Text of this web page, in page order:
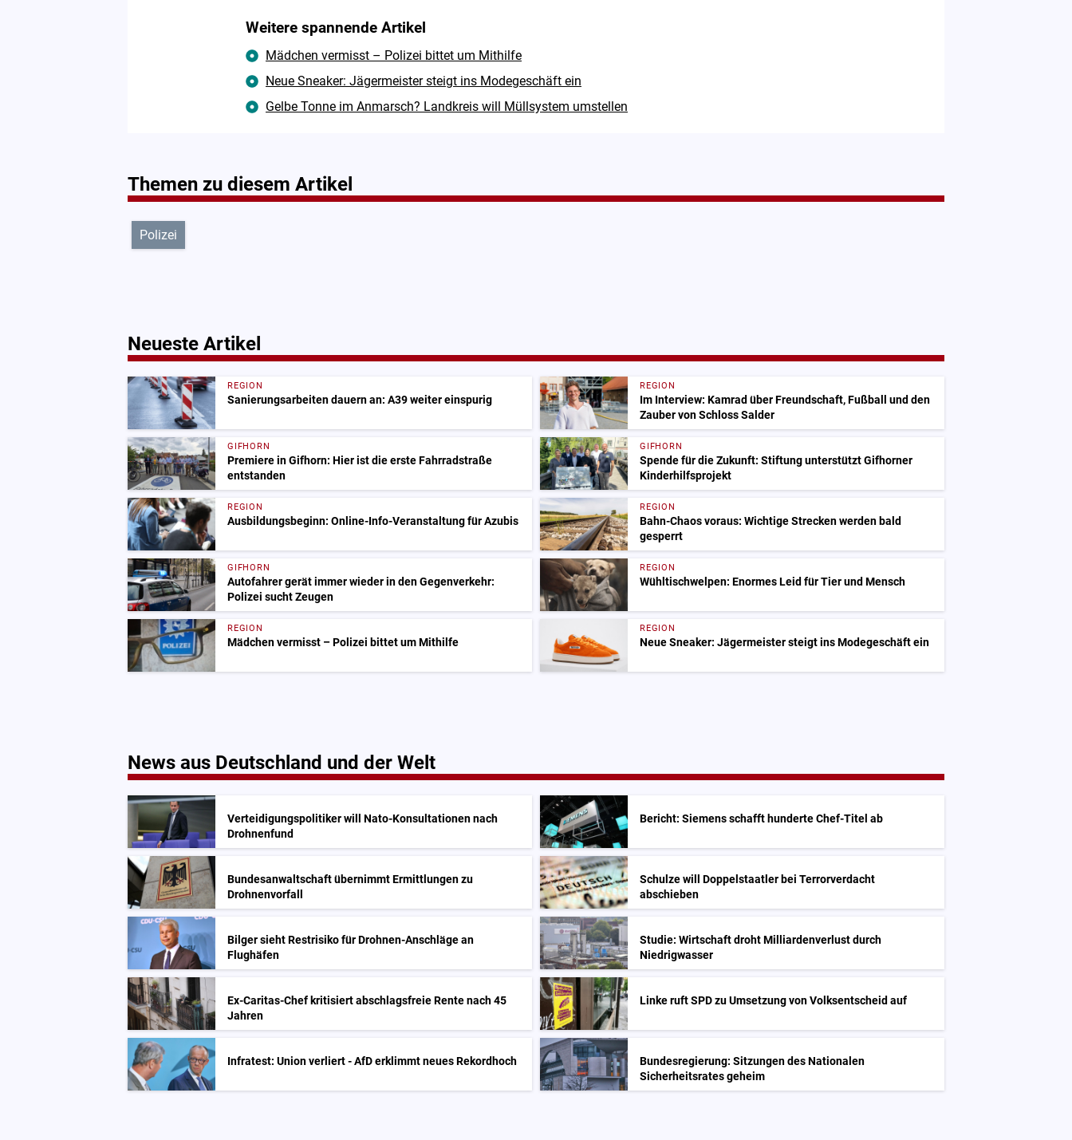
Weitere spannende Artikel
Mädchen vermisst – Polizei bittet um Mithilfe
Neue Sneaker: Jägermeister steigt ins Modegeschäft ein
Gelbe Tonne im Anmarsch? Landkreis will Müllsystem umstellen
Themen zu diesem Artikel
Polizei
Neueste Artikel
REGION
Sanierungsarbeiten dauern an: A39 weiter einspurig
REGION
Im Interview: Kamrad über Freundschaft, Fußball und den
Zauber von Schloss Salder
GIFHORN
Premiere in Gifhorn: Hier ist die erste Fahrradstraße
entstanden
GIFHORN
Spende für die Zukunft: Stiftung unterstützt Gifhorner
Kinderhilfsprojekt
REGION
Ausbildungsbeginn: Online-Info-Veranstaltung für Azubis
REGION
Bahn-Chaos voraus: Wichtige Strecken werden bald
gesperrt
GIFHORN
Autofahrer gerät immer wieder in den Gegenverkehr:
Polizei sucht Zeugen
REGION
Wühltischwelpen: Enormes Leid für Tier und Mensch
REGION
Mädchen vermisst – Polizei bittet um Mithilfe
REGION
Neue Sneaker: Jägermeister steigt ins Modegeschäft ein
News aus Deutschland und der Welt
Verteidigungspolitiker will Nato-Konsultationen nach
Drohnenfund
Bericht: Siemens schafft hunderte Chef-Titel ab
Bundesanwaltschaft übernimmt Ermittlungen zu
Drohnenvorfall
Schulze will Doppelstaatler bei Terrorverdacht
abschieben
Bilger sieht Restrisiko für Drohnen-Anschläge an
Flughäfen
Studie: Wirtschaft droht Milliardenverlust durch
Niedrigwasser
Ex-Caritas-Chef kritisiert abschlagsfreie Rente nach 45
Jahren
Linke ruft SPD zu Umsetzung von Volksentscheid auf
Infratest: Union verliert - AfD erklimmt neues Rekordhoch
Bundesregierung: Sitzungen des Nationalen
Sicherheitsrates geheim